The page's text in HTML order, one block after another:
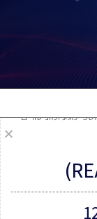
מגע ומוניטורים